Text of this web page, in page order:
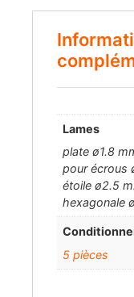
Lames
plate ø1.8
pour écrous
étoile ø2.5
hexagonale
5 pièces